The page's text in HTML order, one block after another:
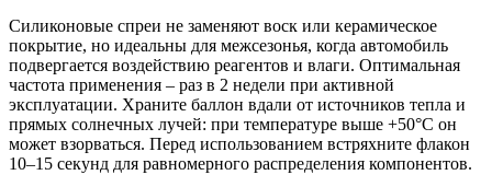
Силиконовые спреи не заменяют воск или керамическое
покрытие, но идеальны для межсезонья, когда автомобиль
подвергается воздействию реагентов и влаги. Оптимальная
частота применения – раз в 2 недели при активной
эксплуатации. Храните баллон вдали от источников тепла и
прямых солнечных лучей: при температуре выше +50°C он
может взорваться. Перед использованием встряхните флакон
10–15 секунд для равномерного распределения компонентов.